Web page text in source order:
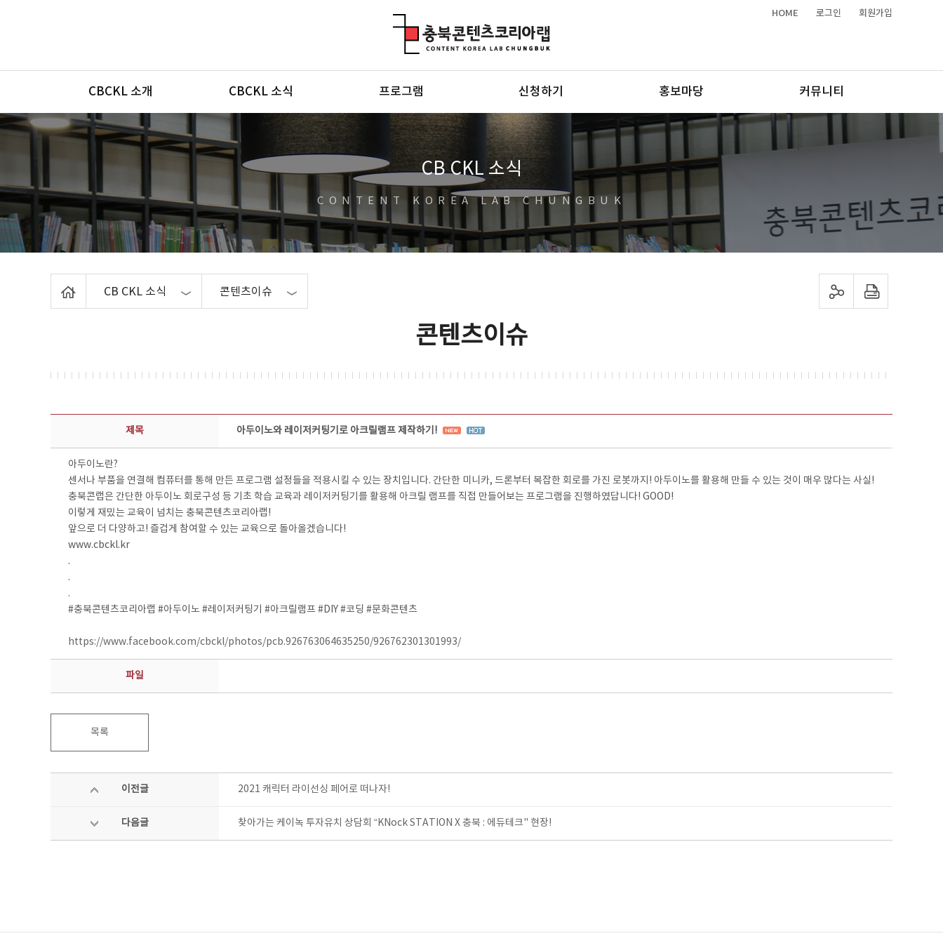
HOME 로그인 회원가입
메뉴
CBCKL 소개 CBCKL 소식 프로그램 신청하기 홍보마당 커뮤니티
CB CKL 소식
CONTENT KOREA LAB CHUNGBUK
CB CKL 소식 콘텐츠이슈 sns 공유하기 프린트하기
콘텐츠이슈
콘텐츠이슈 상세보기 - 제목, 담당부서, 담당자, 담당연락처, 내용, 첨부파일 정보 제공
제목 아두이노와 레이저커팅기로 아크릴램프 제작하기!
아두이노란?
센서나 부품을 연결해 컴퓨터를 통해 만든 프로그램 설정들을 적용시킬 수 있는 장치입니다. 간단한 미니카, 드론부터 복잡한 회로를 가진 로봇까지! 아두이노를 활용해 만들 수 있는 것이 매우 많다는 사실!
충북콘랩은 간단한 아두이노 회로구성 등 기초 학습 교육과 레이저커팅기를 활용해 아크릴 램프를 직접 만들어보는 프로그램을 진행하였답니다! GOOD!
이렇게 재밌는 교육이 넘치는 충북콘텐츠코리아랩!
앞으로 더 다양하고! 즐겁게 참여할 수 있는 교육으로 돌아올겠습니다!
www.cbckl.kr
.
.
.
#충북콘텐츠코리아랩 #아두이노 #레이저커팅기 #아크릴램프 #DIY #코딩 #문화콘텐츠
https://www.facebook.com/cbckl/photos/pcb.926763064635250/926762301301993/
파일
목록
이전글 2021 캐릭터 라이선싱 페어로 떠나자!
다음글 찾아가는 케이녹 투자유치 상담회 “KNock STATION X 충북 : 에듀테크" 현장!